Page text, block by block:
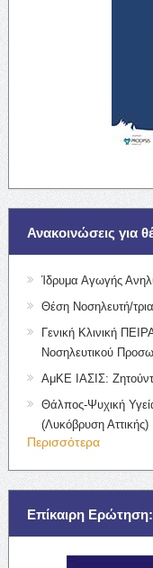
Ανακοινώσεις για
Ίδρυμα Αγωγής
Θέση Νοσηλευτή/
Γενική Κλινική
Νοσηλευτικού
ΑμΚΕ ΙΑΣΙΣ:
Θάλπος-Ψυχική
(Λυκόβρυση Αττικής)
Περισσότερα
Επίκαιρη